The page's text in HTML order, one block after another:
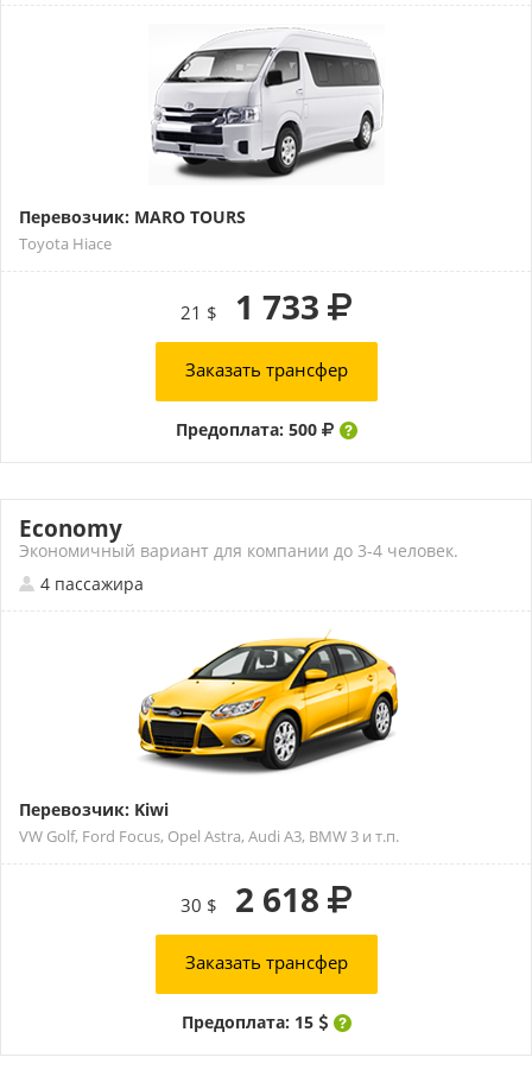
Перевозчик: MARO TOURS
Toyota Hiace
21 $ 1 733
Заказать трансфер
Предоплата: 500
Economy
Экономичный вариант для компании до 3-4 человек.
4 пассажира
Перевозчик: Kiwi
VW Golf, Ford Focus, Opel Astra, Audi A3, BMW 3 и т.п.
30 $ 2 618
Заказать трансфер
Предоплата: 15